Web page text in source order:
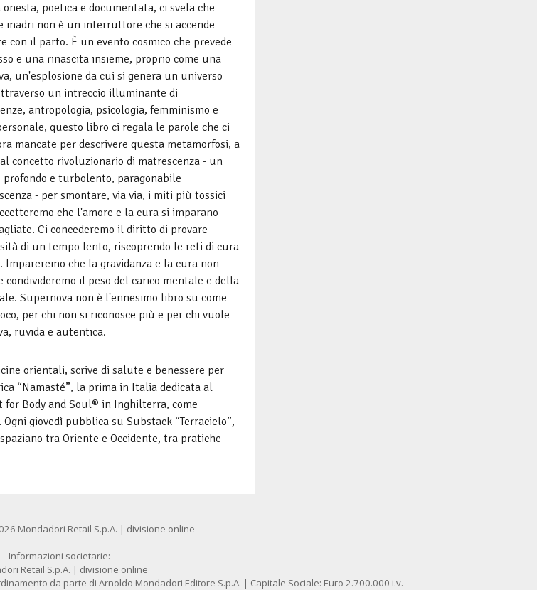
poetica e documentata, ci svela che
madri non è un interruttore che si accende
con il parto. È un evento cosmico che prevede
e una rinascita insieme, proprio come una
un'esplosione da cui si genera un universo
un intreccio illuminante di
antropologia, psicologia, femminismo e
questo libro ci regala le parole che ci
mancate per descrivere questa metamorfosi, a
concetto rivoluzionario di matrescenza - un
profondo e turbolento, paragonabile
- per smontare, via via, i miti più tossici
che l'amore e la cura si imparano
Ci concederemo il diritto di provare
di un tempo lento, riscoprendo le reti di cura
che la gravidanza e la cura non
il peso del carico mentale e della
Supernova non è l'ennesimo libro su come
per chi non si riconosce più e per chi vuole
ruvida e autentica.
orientali, scrive di salute e benessere per
“Namasté”, la prima in Italia dedicata al
Body and Soul® in Inghilterra, come
giovedì pubblica su Substack “Terracielo”,
tra Oriente e Occidente, tra pratiche
Mondadori Retail S.p.A. | divisione online
Informazioni societarie:
Retail S.p.A. | divisione online
da parte di Arnoldo Mondadori Editore S.p.A. | Capitale Sociale: Euro 2.700.000 i.v.